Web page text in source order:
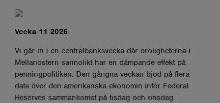
Vecka 11 2026
Vi går in i en centralbanksvecka där oroligheterna i
Mellanöstern sannolikt har en dämpande effekt på
penningpolitiken. Den gångna veckan bjöd på flera
data över den amerikanska ekonomin inför Federal
Reserves sammankomst på tisdag och onsdag.